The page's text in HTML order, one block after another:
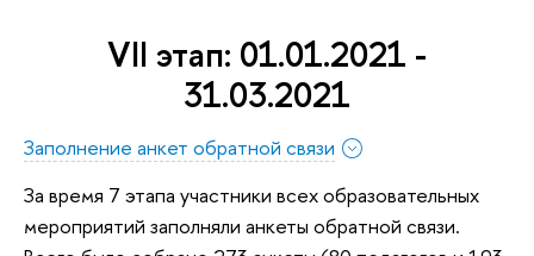
VII этап: 01.01.2021 -
31.03.2021
Заполнение анкет обратной связи
За время 7 этапа участники всех образовательных
мероприятий заполняли анкеты обратной связи.